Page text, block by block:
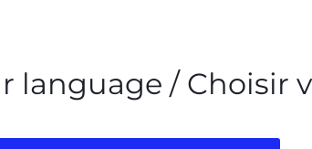
language / Choisir